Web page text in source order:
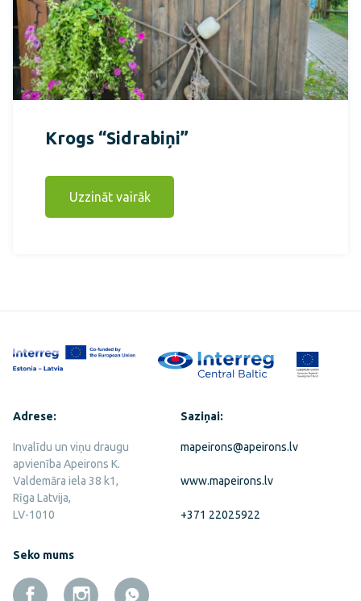
Krogs “Sidrabiņi”
Uzzināt vairāk
Adrese:
Invalīdu un viņu draugu
apvienība Apeirons K.
Valdemāra iela 38 k1,
Rīga Latvija,
LV-1010
Saziņai:
mapeirons@apeirons.lv
www.mapeirons.lv
+371 22025922
Seko mums